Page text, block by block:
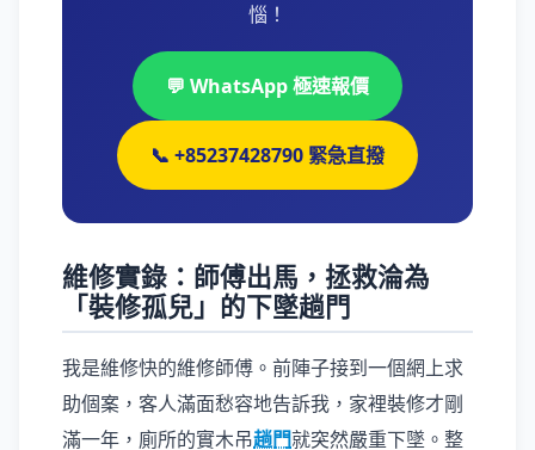
惱！
💬 WhatsApp 極速報價
📞 +85237428790 緊急直撥
維修實錄：師傅出馬，拯救淪為
「裝修孤兒」的下墜趟門
我是維修快的維修師傅。前陣子接到一個網上求
助個案，客人滿面愁容地告訴我，家裡裝修才剛
滿一年，廁所的實木吊趟門就突然嚴重下墜。整